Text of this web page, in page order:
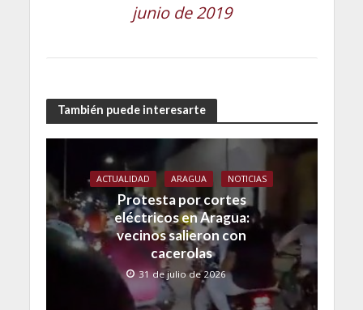
junio de 2019
También puede interesarte
ACTUALIDAD ARAGUA NOTICIAS
Protesta por cortes
eléctricos en Aragua:
vecinos salieron con
cacerolas
31 de julio de 2026